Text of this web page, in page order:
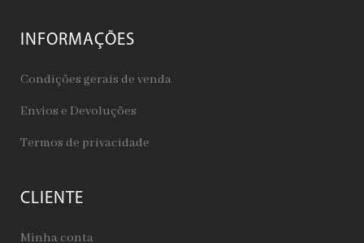
INFORMAÇÕES
Condições gerais de venda
Envios e Devoluções
Termos de privacidade
CLIENTE
Minha conta